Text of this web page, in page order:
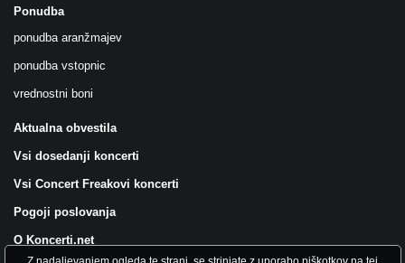
Ponudba
ponudba aranžmajev
ponudba vstopnic
vrednostni boni
Aktualna obvestila
Vsi dosedanji koncerti
Vsi Concert Freakovi koncerti
Pogoji poslovanja
O Koncerti.net